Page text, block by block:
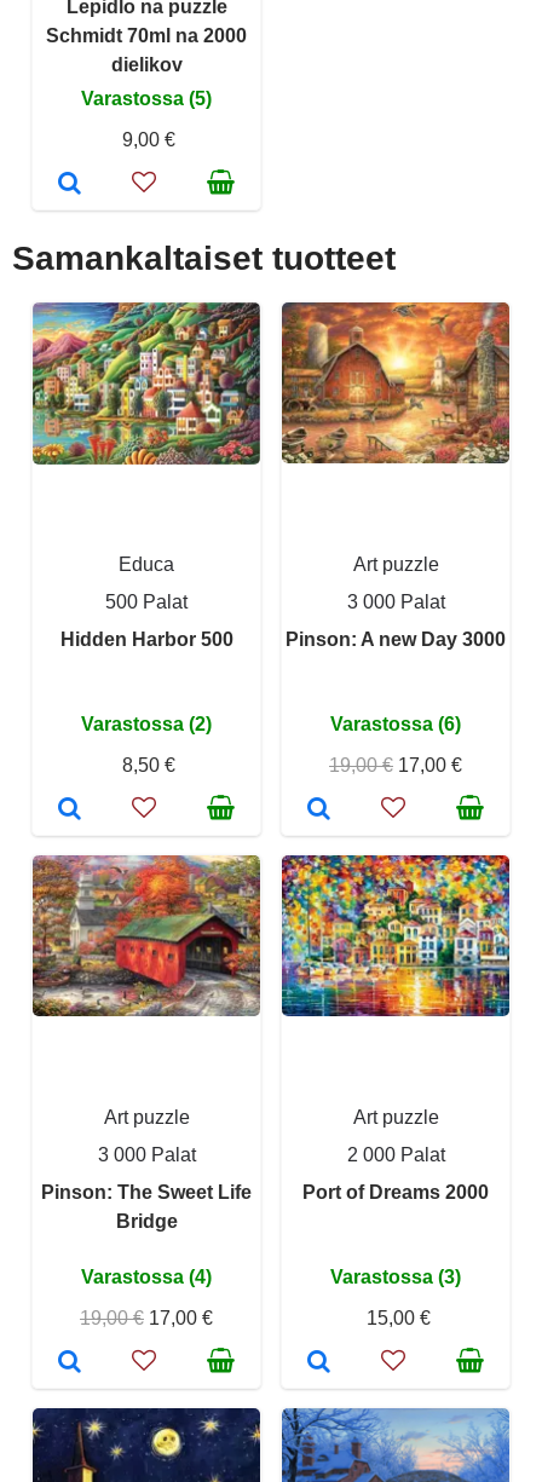
Lepidlo na puzzle
Schmidt 70ml na 2000
dielikov
Varastossa (5)
9,00 €
Samankaltaiset tuotteet
Educa
500 Palat
Hidden Harbor 500
Varastossa (2)
8,50 €
Art puzzle
3 000 Palat
Pinson: A new Day 3000
Varastossa (6)
19,00 € 17,00 €
Art puzzle
3 000 Palat
Pinson: The Sweet Life
Bridge
Varastossa (4)
19,00 € 17,00 €
Art puzzle
2 000 Palat
Port of Dreams 2000
Varastossa (3)
15,00 €